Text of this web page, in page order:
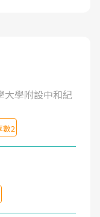
大學附設中和紀
數2